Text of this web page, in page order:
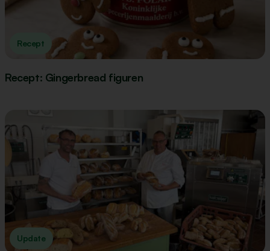
Recept
Recept: Gingerbread figuren
Update